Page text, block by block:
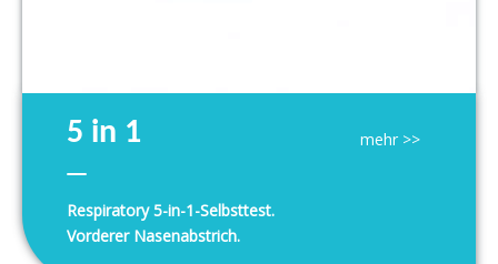
SARS-CoV-2/Grippe A/Grippe B/RSV/Adv
5 in 1 mehr >>
Respiratory 5-in-1-Selbsttest.
Vorderer Nasenabstrich.